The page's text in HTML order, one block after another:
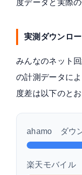
度データと実際
実測ダウンロ
みんなのネット
の計測データに
度差は以下のとお
ahamo ダウ
楽天モバイル